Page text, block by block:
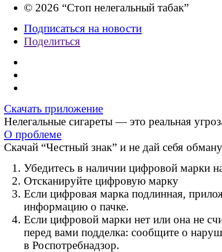
© 2026 “Стоп нелегальный табак”
Подписаться на новости
Поделиться
Скачать приложение
Нелегальные сигареты — это реальная
О проблеме
Скачай “Честный знак” и не дай себя
Убедитесь в наличии цифровой марки
Отсканируйте цифровую марку
Если цифровая марка подлинная,
информацию о пачке.
Если цифровой марки нет или она не
перед вами подделка: сообщите о
в Роспотребнадзор.